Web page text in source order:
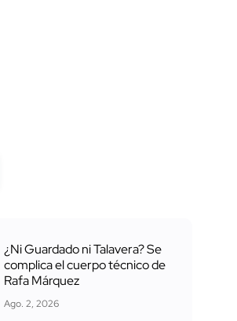
¿Ni Guardado ni Talavera? Se
complica el cuerpo técnico de
Rafa Márquez
Ago. 2, 2026